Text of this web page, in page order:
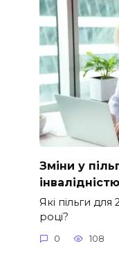
Зміни у
Які пільги для
році?
0 108